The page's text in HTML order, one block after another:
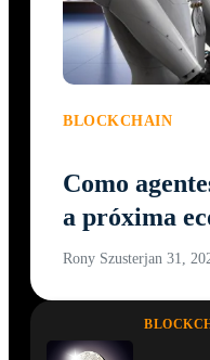
BLOCKCHAIN
Como
a próxima
Rony Szusterjan 31,